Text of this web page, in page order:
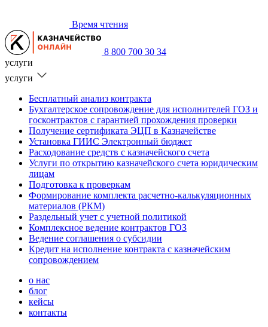
Время чтения
8 800 700 30 34
услуги
услуги
Бесплатный анализ контракта
Бухгалтерское сопровождение для исполнителей ГОЗ и
госконтрактов с гарантией прохождения проверки
Получение сертификата ЭЦП в Казначействе
Установка ГИИС Электронный бюджет
Расходование средств с казначейского счета
Услуги по открытию казначейского счета юридическим
лицам
Подготовка к проверкам
Формирование комплекта расчетно-калькуляционных
материалов (РКМ)
Раздельный учет с учетной политикой
Комплексное ведение контрактов ГОЗ
Ведение соглашения о субсидии
Кредит на исполнение контракта с казначейским
сопровождением
о нас
блог
кейсы
контакты